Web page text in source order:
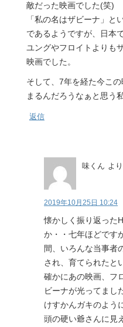
敵だった映画でした(笑)
「私の名はザビーナ」と
であるようですが、日本
ユングやフロイトよりも
映画でした。
そして、7年を経た今こ
まるんだろうなぁと思う
返信
味くん よ
2019年10月25日 10:24
懐かしく振り返った
か・・七年ほどです
間、いろんな当事者
され、育てられたと
確かにあの映画、
ビーナが光ってまし
けすかんガキのよう
頭の硬い爺さんに見